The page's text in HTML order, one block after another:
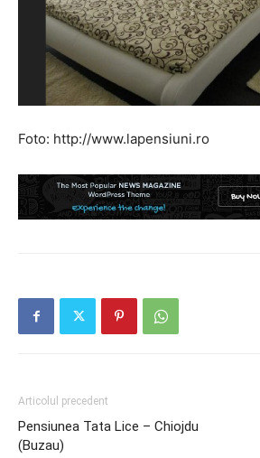
Foto: http://www.lapensiuni.ro
Articolul precedent
Pensiunea Tata Lice – Chiojdu
(Buzau)